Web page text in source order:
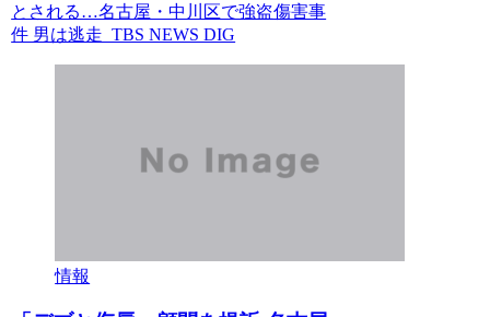
とされる…名古屋・中川区で強盗傷害事
件 男は逃走 TBS NEWS DIG
情報